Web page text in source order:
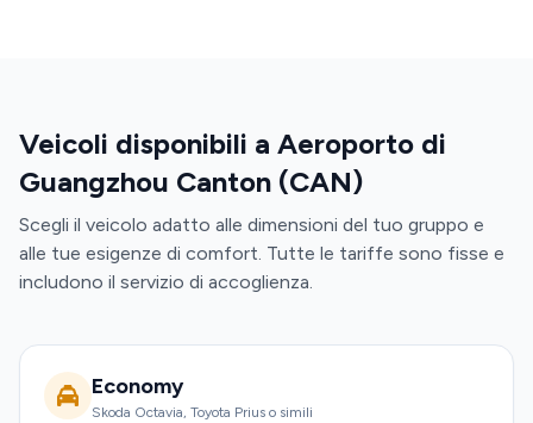
Veicoli disponibili a Aeroporto di
Guangzhou Canton (CAN)
Scegli il veicolo adatto alle dimensioni del tuo gruppo e
alle tue esigenze di comfort. Tutte le tariffe sono fisse e
includono il servizio di accoglienza.
Economy
Skoda Octavia, Toyota Prius o simili